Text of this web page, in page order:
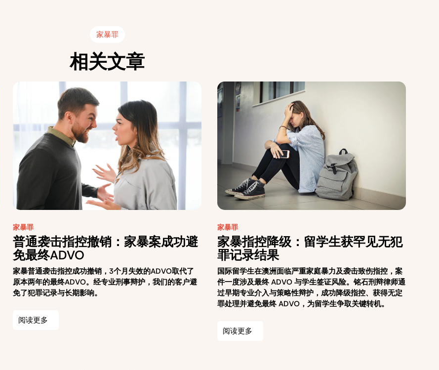
家暴罪
相关文章
家暴罪
普通袭击指控撤销：家暴案成功避
免最终ADVO
家暴普通袭击指控成功撤销，3个月失效的ADVO取代了
原本两年的最终ADVO。经专业刑事辩护，我们的客户避
免了犯罪记录与长期影响。
阅读更多
家暴罪
家暴指控降级：留学生获罕见无犯
罪记录结果
国际留学生在澳洲面临严重家庭暴力及袭击致伤指控，案
件一度涉及最终 ADVO 与学生签证风险。铭石刑辩律师通
过早期专业介入与策略性辩护，成功降级指控、获得无定
罪处理并避免最终 ADVO，为留学生争取关键转机。
阅读更多